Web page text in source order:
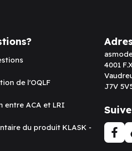
de l'OQLF
entre ACA et LRI
du produit KLASK -
4001
J7V